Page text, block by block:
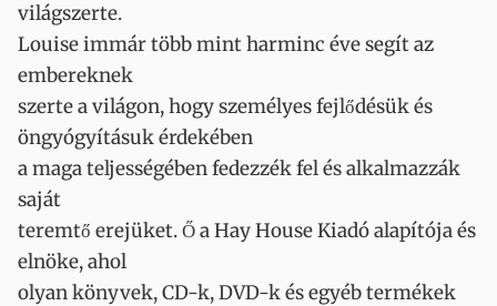
világszerte.
Louise immár több mint harminc éve segít az
embereknek
szerte a világon, hogy személyes fejlődésük és
öngyógyításuk érdekében
a maga teljességében fedezzék fel és alkalmazzák
saját
teremtő erejüket. Ő a Hay House Kiadó alapítója és
elnöke, ahol
olyan könyvek, CD-k, DVD-k és egyéb termékek